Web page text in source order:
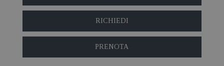
RICHIEDI
PRENOTA